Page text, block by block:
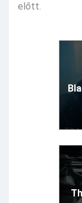
előtt.